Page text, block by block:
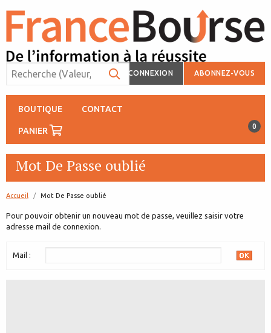
CONNEXION ABONNEZ-VOUS
BOUTIQUE CONTACT
PANIER 0
Mot De Passe oublié
Accueil page:
Mot De Passe oublié
Pour pouvoir obtenir un nouveau mot de passe, veuillez saisir votre
adresse mail de connexion.
Mail :